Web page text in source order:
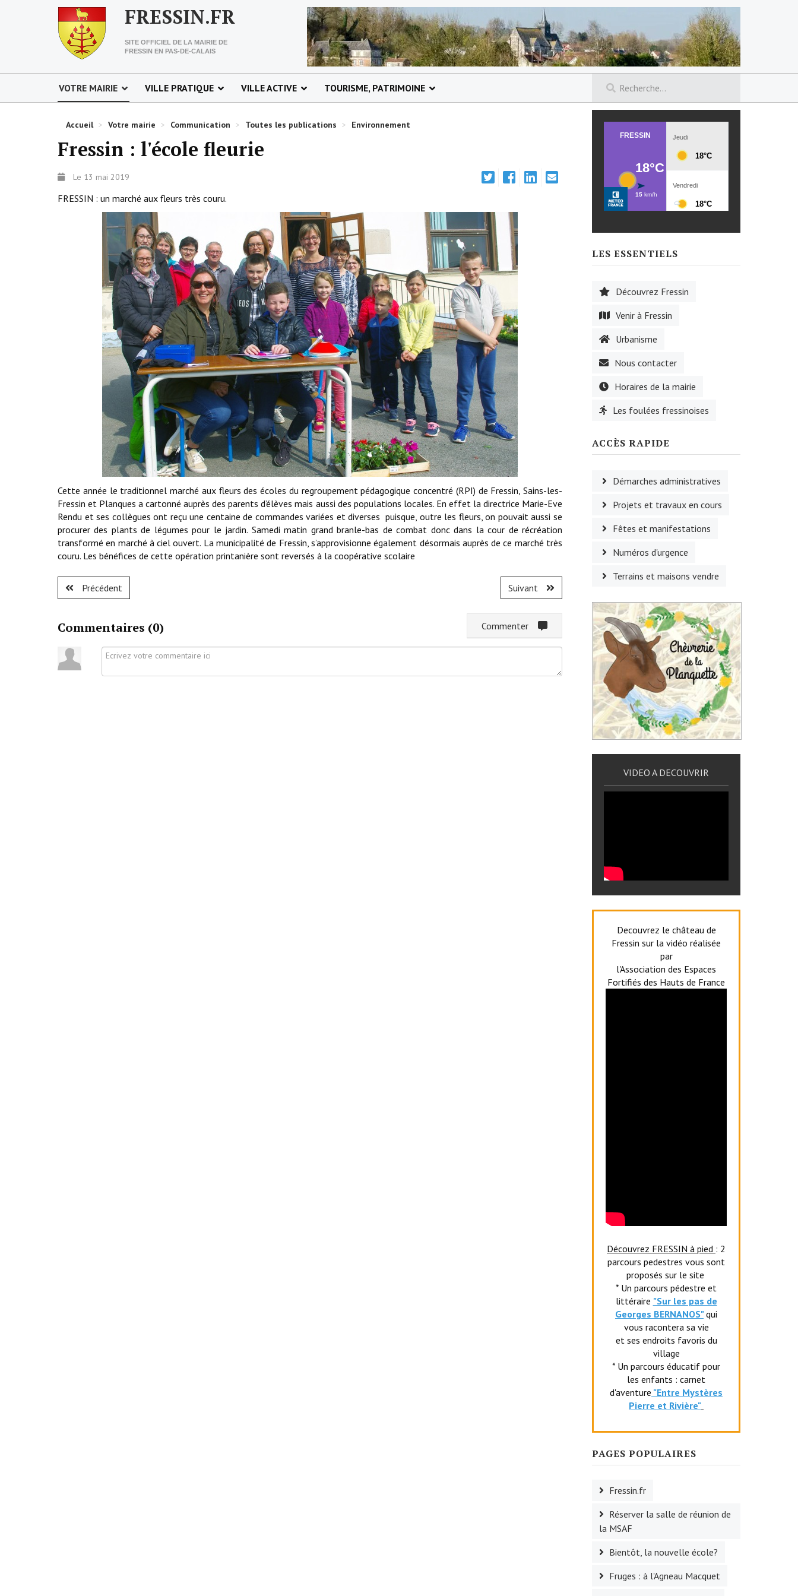
FRESSIN.FR
SITE OFFICIEL DE LA MAIRIE DE
FRESSIN EN PAS-DE-CALAIS
VOTRE MAIRIE VILLE PRATIQUE VILLE ACTIVE TOURISME, PATRIMOINE
Accueil > Votre mairie > Communication > Toutes les publications > Environnement
Fressin : l'école fleurie
Le 13 mai 2019
FRESSIN : un marché aux fleurs très couru.
Cette année le traditionnel marché aux fleurs des écoles du regroupement pédagogique concentré (RPI) de Fressin, Sains-les-
Fressin et Planques a cartonné auprès des parents d’élèves mais aussi des populations locales. En effet la directrice Marie-Eve
Rendu et ses collègues ont reçu une centaine de commandes variées et diverses puisque, outre les fleurs, on pouvait aussi se
procurer des plants de légumes pour le jardin. Samedi matin grand branle-bas de combat donc dans la cour de récréation
transformé en marché à ciel ouvert. La municipalité de Fressin, s’approvisionne également désormais auprès de ce marché très
couru. Les bénéfices de cette opération printanière sont reversés à la coopérative scolaire
Précédent Suivant
Commentaires (0)
LES ESSENTIELS
Découvrez Fressin
Venir à Fressin
Urbanisme
Nous contacter
Horaires de la mairie
Les foulées fressinoises
ACCÈS RAPIDE
Démarches administratives
Projets et travaux en cours
Fêtes et manifestations
Numéros d'urgence
Terrains et maisons vendre
VIDEO A DECOUVRIR
Decouvrez le château de
Fressin sur la vidéo réalisée
par
l'Association des Espaces
Fortifiés des Hauts de France
Découvrez FRESSIN à pied : 2
parcours pedestres vous sont
proposés sur le site
* Un parcours pédestre et
littéraire "Sur les pas de
Georges BERNANOS" qui
vous racontera sa vie
et ses endroits favoris du
village
* Un parcours éducatif pour
les enfants : carnet
d'aventure "Entre Mystères
Pierre et Rivière"
PAGES POPULAIRES
Fressin.fr
Réserver la salle de réunion de
la MSAF
Bientôt, la nouvelle école?
Fruges : à l'Agneau Macquet